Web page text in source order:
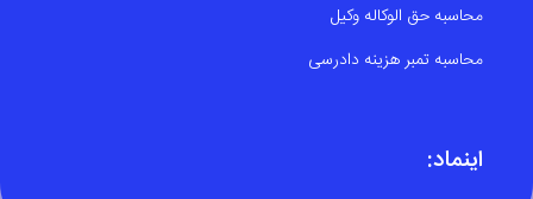
محاسبه حق الوکاله وکیل
محاسبه تمبر هزینه دادرسی
اینماد: